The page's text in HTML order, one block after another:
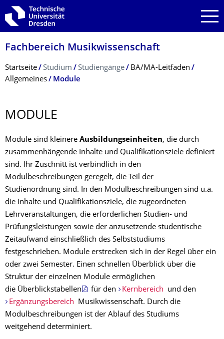
Zur Hauptnavigation springen
Zur Suche springen
Zum Inhalt springen
Fachbereich Musikwissenschaft
Breadcrumb-Menü
Startseite Studium Studiengänge
BA/MA-Leitfaden
Allgemeines
Module
MODULE
Module sind kleinere Ausbildungseinheiten, die durch
zusammenhängende Inhalte und Qualifikationsziele definiert
sind. Ihr Zuschnitt ist verbindlich in den
Modulbeschreibungen geregelt, die Teil der
Studienordnung sind. In den Modulbeschreibungen sind u.a.
die Inhalte und Qualifikationsziele, die zugeordneten
Lehrveranstaltungen, die erforderlichen Studien- und
Prüfungsleistungen sowie der anzusetzende studentische
Zeitaufwand einschließlich des Selbststudiums
festgeschrieben. Module erstrecken sich in der Regel über ein
oder zwei Semester. Einen schnellen Überblick über die
Struktur der einzelnen Module ermöglichen
die Überblickstabellen
für den Kernbereich und den
Ergänzungsbereich Musikwissenschaft. Durch die
Modulbeschreibungen ist der Ablauf des Studiums
weitgehend determiniert.